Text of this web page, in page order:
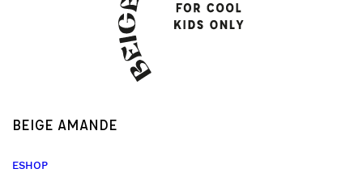
BEIGE AMANDE
ESHOP